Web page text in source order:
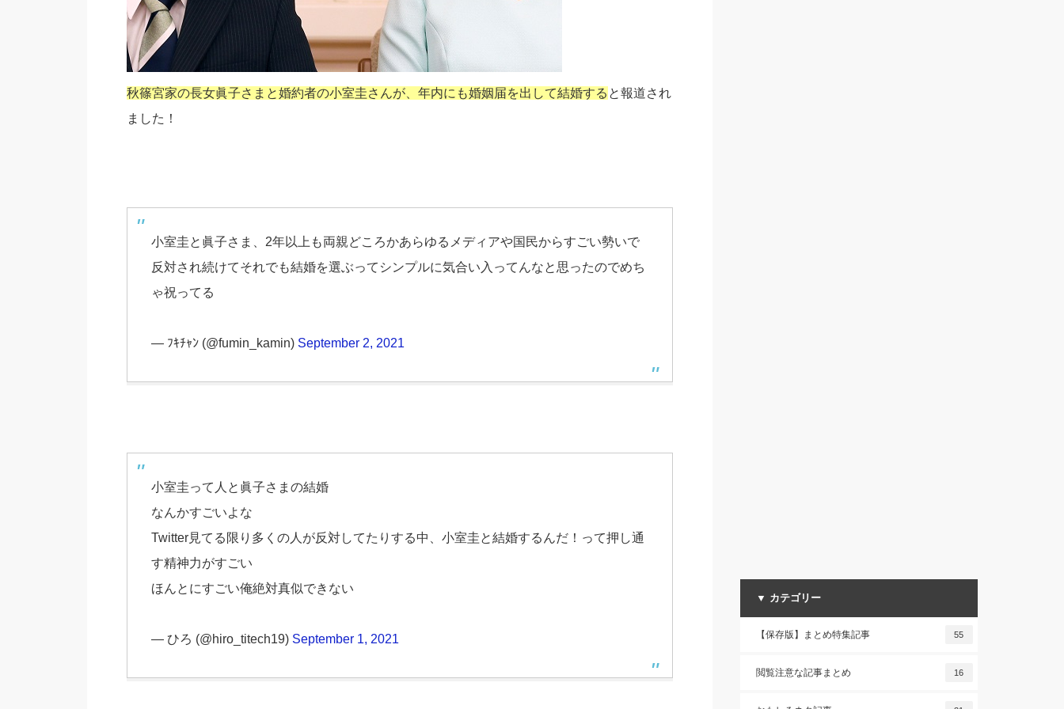
秋篠宮家の長女眞子さまと婚約者の小室圭さんが、年内にも婚姻届を出して結婚する と報道され
ました！
小室圭と眞子さま、2年以上も両親どころかあらゆるメディアや国民からすごい勢いで
反対され続けてそれでも結婚を選ぶってシンプルに気合い入ってんなと思ったのでめち
ゃ祝ってる
— ﾌｷﾁｬﾝ (@fumin_kamin) September 2, 2021
小室圭って人と眞子さまの結婚
なんかすごいよな
Twitter見てる限り多くの人が反対してたりする中、小室圭と結婚するんだ！って押し通
す精神力がすごい
ほんとにすごい俺絶対真似できない
— ひろ (@hiro_titech19) September 1, 2021
▼ カテゴリー
【保存版】まとめ特集記事 55
閲覧注意な記事まとめ 16